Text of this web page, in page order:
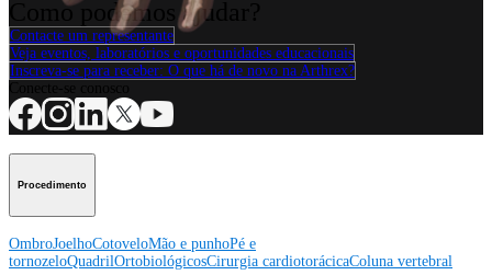
Como podemos ajudar?
Contacte um representante
Veja eventos, laboratórios e oportunidades educacionais
Inscreva-se para receber: O que há de novo na Arthrex?
Procedimento
OmbroJoelhoCotoveloMão e punhoPé e
tornozeloQuadrilOrtobiológicosCirurgia cardiotorácicaColuna vertebral